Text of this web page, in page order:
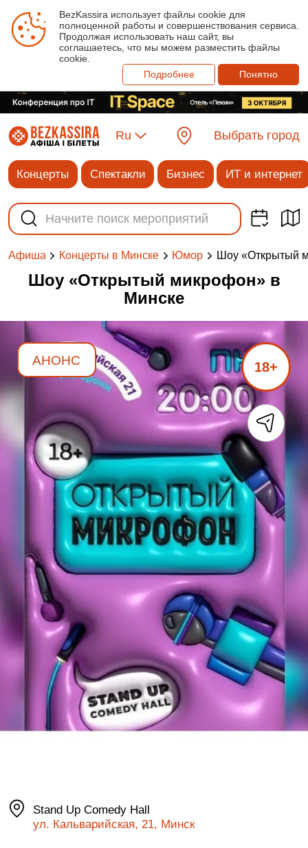
BezKassira использует файлы cookie для
полноценной работы и совершенствования сервиса.
Продолжая использовать наш сайт, вы
соглашаетесь, что мы можем разместить файлы
cookie.
Подробнее
Понятно
Ru Выбрать город
Концерты Спектакли Бизнес ИТ и интернет
Афиша Концерты в Минске Юмор Шоу «Открытый
Шоу «Открытый микрофон» в
Минске
АНОНС 18+
Stand Up Comedy Hall
ул. Кальварийская, 21, Минск